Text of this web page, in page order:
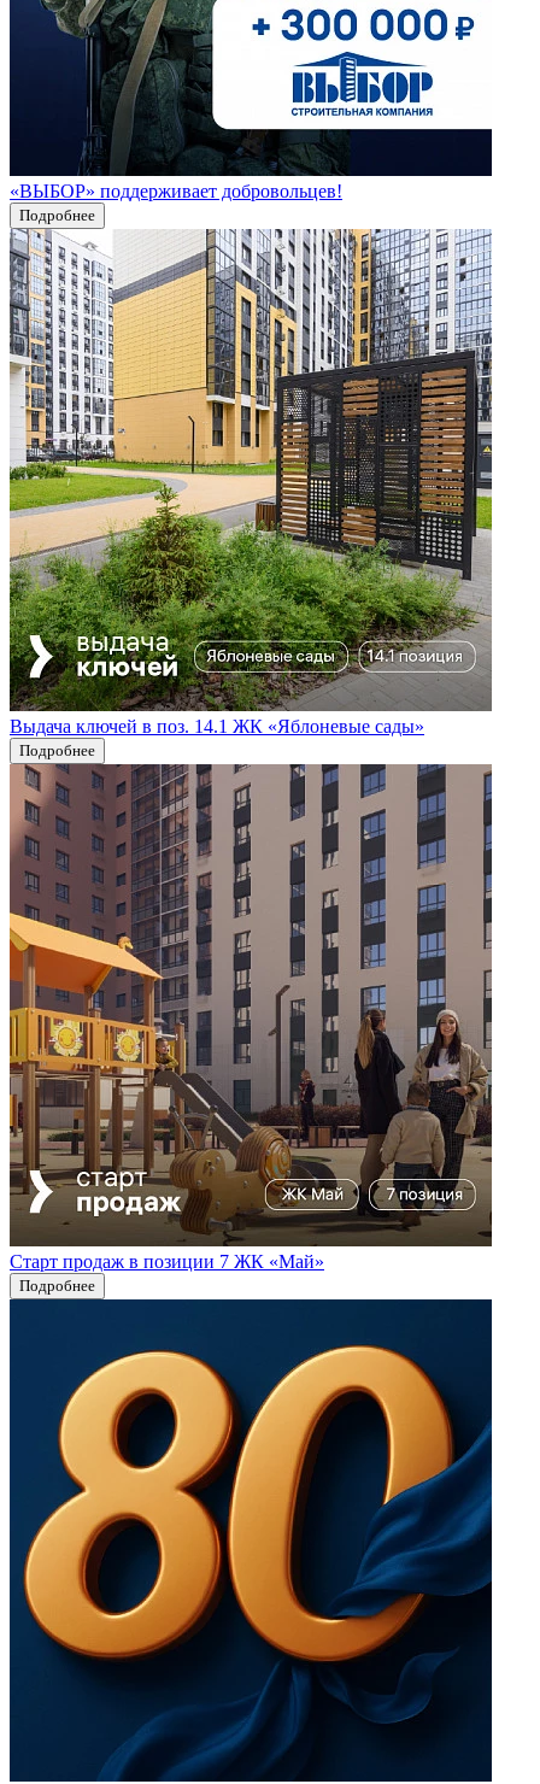
«ВЫБОР» поддерживает добровольцев!
Подробнее
Выдача ключей в поз. 14.1 ЖК «Яблоневые сады»
Подробнее
Старт продаж в позиции 7 ЖК «Май»
Подробнее